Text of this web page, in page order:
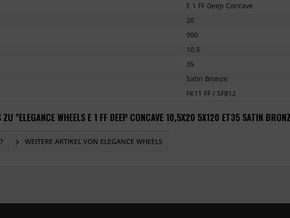
E 1 FF Deep Concave
20
900
10,5
35
Satin Bronze
FK11 FF / SF812
ZU "ELEGANCE WHEELS E 1 FF DEEP CONCAVE 10,5X20 5X120 ET35 SATIN
WEITERE ARTIKEL VON ELEGANCE WHEELS